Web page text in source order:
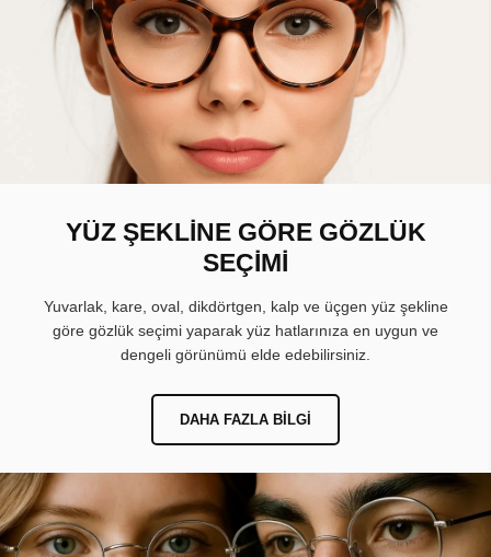
YÜZ ŞEKLİNE GÖRE GÖZLÜK
SEÇİMİ
Yuvarlak, kare, oval, dikdörtgen, kalp ve üçgen yüz şekline
göre gözlük seçimi yaparak yüz hatlarınıza en uygun ve
dengeli görünümü elde edebilirsiniz.
DAHA FAZLA BILGI